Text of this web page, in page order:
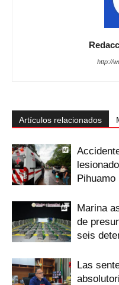
http://
Artículos relacionados
Pihuamo
Marina
de
seis
Las